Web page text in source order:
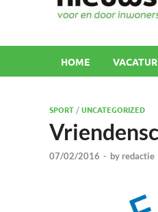
HOME
SPORT /UNCATEGORIZED
07/02/2016 - by redactie